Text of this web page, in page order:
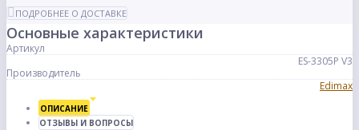
ПОДРОБНЕЕ О ДОСТАВКЕ
Основные характеристики
Артикул
ES-3305P V3
Производитель
Edimax
ОПИСАНИЕ
ОТЗЫВЫ И ВОПРОСЫ